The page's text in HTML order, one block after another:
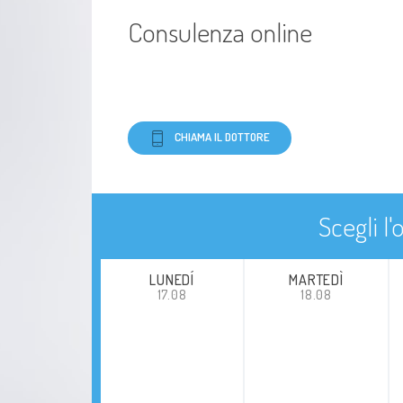
Malattie metaboliche
Morbo celiaco
Diabete di tipo 1 (insulino-dipendente)
Iponutrizione
Consulenza online
CHIAMA IL DOTTORE
Scegli
LUNEDÍ
17.08
MARTEDÌ
18.08